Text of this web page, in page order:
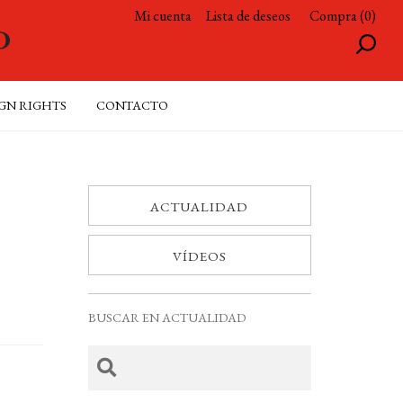
Mi cuenta Lista de deseos Compra (0)
RIGHTS CONTACTO
ACTUALIDAD
VÍDEOS
BUSCAR EN ACTUALIDAD